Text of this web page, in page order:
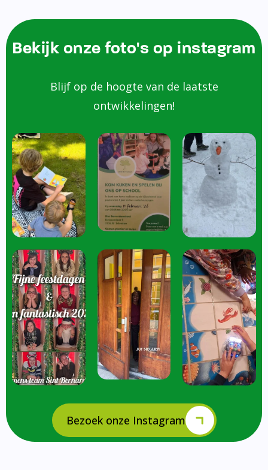
Bekijk onze foto's op instagram
Blijf op de hoogte van de laatste
ontwikkelingen!
Bezoek onze Instagram